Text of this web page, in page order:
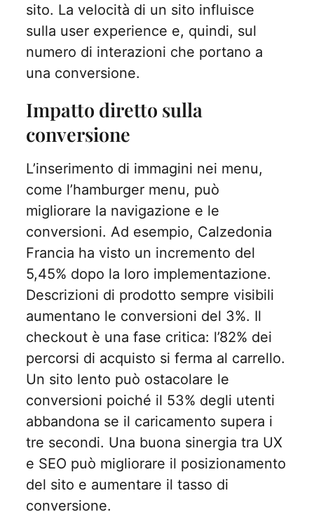
sito. La velocità di un sito influisce
sulla user experience e, quindi, sul
numero di interazioni che portano a
una conversione.
Impatto diretto sulla
conversione
L’inserimento di immagini nei menu,
come l’hamburger menu, può
migliorare la navigazione e le
conversioni. Ad esempio, Calzedonia
Francia ha visto un incremento del
5,45% dopo la loro implementazione.
Descrizioni di prodotto sempre visibili
aumentano le conversioni del 3%. Il
checkout è una fase critica: l’82% dei
percorsi di acquisto si ferma al carrello.
Un sito lento può ostacolare le
conversioni poiché il 53% degli utenti
abbandona se il caricamento supera i
tre secondi. Una buona sinergia tra UX
e SEO può migliorare il posizionamento
del sito e aumentare il tasso di
conversione.